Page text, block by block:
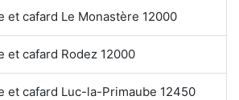
et cafard Le Monastère 12000
et cafard Rodez 12000
et cafard Luc-la-Primaube 12450